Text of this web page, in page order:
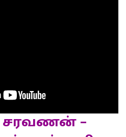
சரவணன் –